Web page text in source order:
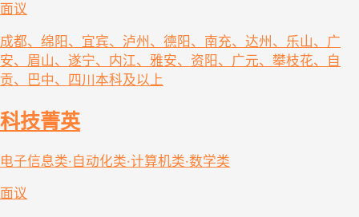
面议
成都、绵阳、宜宾、泸州、德阳、南充、达州、乐山、广
安、眉山、遂宁、内江、雅安、资阳、广元、攀枝花、自
贡、巴中、四川 本科及以上
科技菁英
电子信息类·自动化类·计算机类·数学类
面议